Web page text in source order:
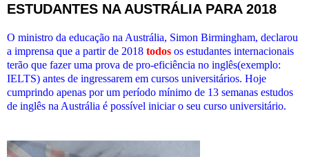
ESTUDANTES NA AUSTRÁLIA PARA 2018
O ministro da educação na Austrália, Simon Birmingham, declarou
a imprensa que a partir de 2018 todos os estudantes internacionais
terão que fazer uma prova de pro-eficiência no inglês(exemplo:
IELTS) antes de ingressarem em cursos universitários. Hoje
cumprindo apenas por um período mínimo de 13 semanas estudos
de inglês na Austrália é possível iniciar o seu curso universitário.